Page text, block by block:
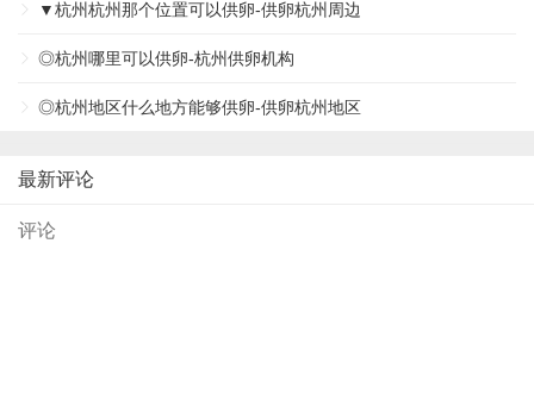
▼杭州杭州那个位置可以供卵-供卵杭州周边
◎杭州哪里可以供卵-杭州供卵机构
◎杭州地区什么地方能够供卵-供卵杭州地区
最新评论